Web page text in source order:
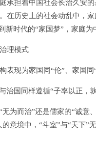
承担着中国社会长治久安
在历史上的社会动乱中，
新时代的“家国梦”，家庭
理模式
现为家国同“伦”、家国同
国同样遵循“子率以正，
而治”还是儒家的“诚意
意境中，“斗室”与“天下”